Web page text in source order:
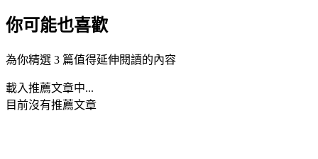
你可能也喜歡
為你精選 3 篇值得延伸閱讀的內容
載入推薦文章中...
目前沒有推薦文章